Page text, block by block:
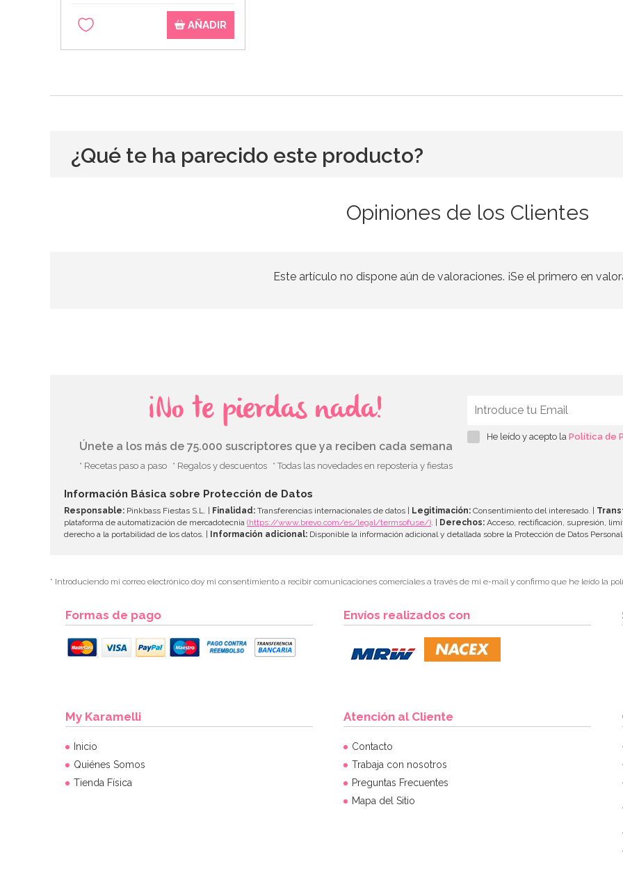
AÑADIR
¿Qué te ha parecido este producto?
Opiniones de los Clientes
Este artículo no dispone aún de valoraciones. ¡Se el primero en
¡No te pierdas nada!
Únete a los más de 75.000 suscriptores que ya reciben cada semana
* Recetas paso a paso * Regalos y descuentos * Todas las novedades en repostería y fiestas
He leído y acepto la Política de
Información Básica sobre Protección de Datos
Responsable: Pinkbass Fiestas S.L. | Finalidad: Transferencias internacionales de datos | Legitimación: Consentimiento del interesado. |
plataforma de automatización de mercadotecnia (https://www.brevo.com/es/legal/termsofuse/) . | Derechos: Acceso, rectificación, supresión,
derecho a la portabilidad de los datos. | Información adicional: Disponible la información adicional y detallada sobre la Protección de Datos
* Introduciendo mi correo electrónico doy mi consentimiento a recibir comunicaciones comerciales a través de mi e-mail y confirmo que he leído la
Formas de pago Envíos realizados con
My Karamelli
Inicio
Quiénes Somos
Tienda Física
Atención al Cliente
Contacto
Trabaja con nosotros
Preguntas Frecuentes
Mapa del Sitio